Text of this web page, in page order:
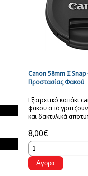
Canon 58mm II
Προστασίας Φακού
Εξαιρετικό καπάκι
φακού από
και δακτυλικά
8,00€